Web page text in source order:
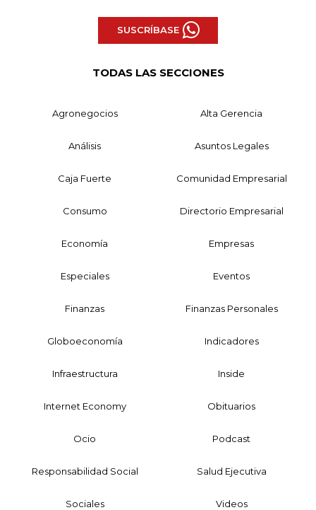
SUSCRÍBASE
TODAS LAS SECCIONES
Agronegocios Alta Gerencia
Análisis Asuntos Legales
Caja Fuerte Comunidad Empresarial
Consumo Directorio Empresarial
Economía Empresas
Especiales Eventos
Finanzas Finanzas Personales
Globoeconomía Indicadores
Infraestructura Inside
Internet Economy Obituarios
Ocio Podcast
Responsabilidad Social Salud Ejecutiva
Sociales Videos